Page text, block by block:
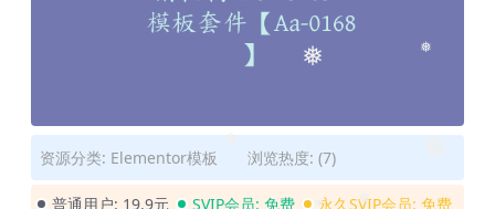
❅
资源分类: Elementor模板 浏览热度: (7)
普通用户: 19.9元 SVIP会员: 免费 永久SVIP会员: 免费